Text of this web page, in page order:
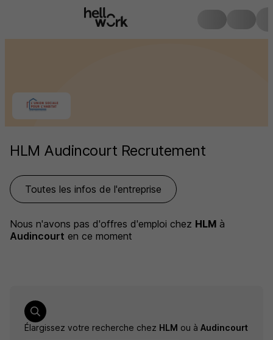
HLM Audincourt Recrutement
Toutes les infos de l'entreprise
Nous n'avons pas d'offres d'emploi chez HLM à
Audincourt en ce moment
Élargissez votre recherche chez HLM ou à Audincourt